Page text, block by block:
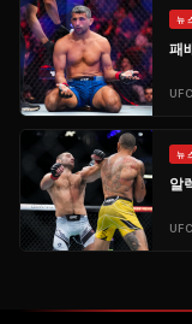
뉴
패
UFC
뉴
알
UFC